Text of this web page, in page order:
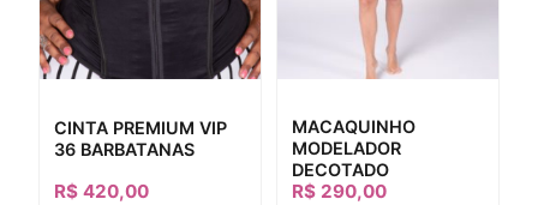
CINTA PREMIUM VIP
36 BARBATANAS
R$ 420,00
MACAQUINHO
MODELADOR
DECOTADO
R$ 290,00